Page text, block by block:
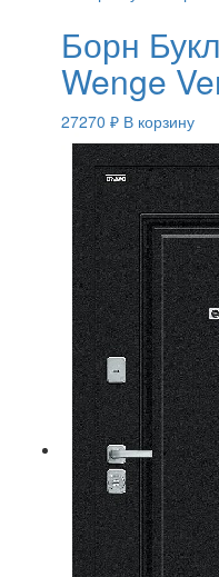
Борн
Wenge
27270 ₽ В корзину